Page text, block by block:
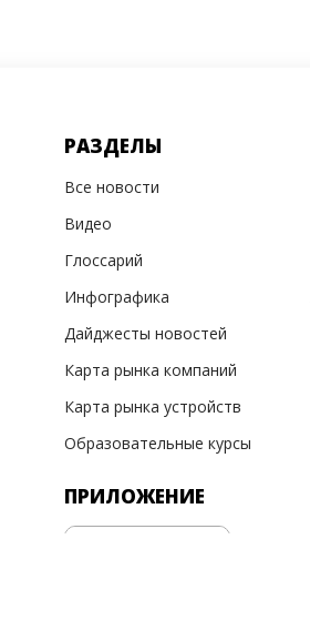
РАЗДЕЛЫ
Все новости
Видео
Глоссарий
Инфографика
Дайджесты новостей
Карта рынка компаний
Карта рынка устройств
Образовательные курсы
ПРИЛОЖЕНИЕ